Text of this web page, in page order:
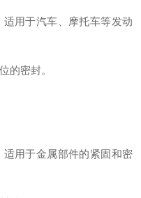
用于汽车、摩托车等发动
的密封。
用于金属部件的紧固和密